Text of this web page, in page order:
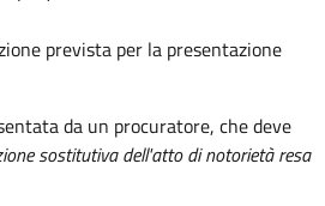
prevista per la presentazione
da un procuratore, che deve
sostitutiva dell'atto di notorietà resa